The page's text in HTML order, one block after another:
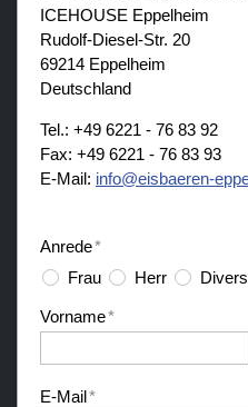
ICEHOUSE Eppelheim
Rudolf-Diesel-Str. 20
69214 Eppelheim
Deutschland
Tel.: +49 6221 - 76 83 92
Fax: +49 6221 - 76 83 93
E-Mail: nf sb r n- pp
Anrede*
Frau
Herr Divers
Vorname*
E-Mail*